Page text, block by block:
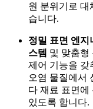
원 분위기로 대
습니다.
정밀 표면 엔지
스템 및 맞춤형
제어 기능을 갖
오염 물질에서
다 재료 표면에
있도록 합니다.